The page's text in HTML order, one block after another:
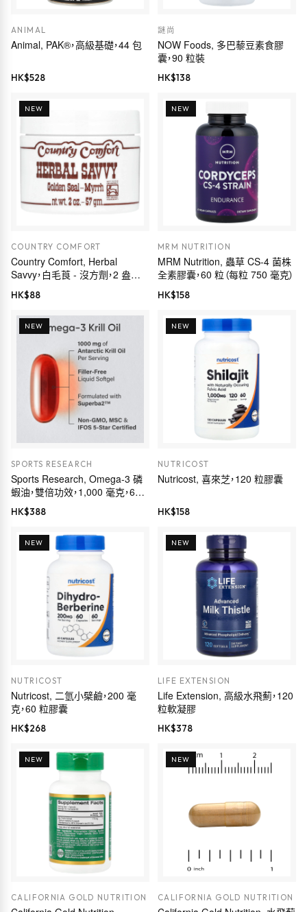
ANIMAL
Animal, PAK®，高級基礎，44 包
HK$528
謎尚
NOW Foods, 多巴藜豆素食膠
囊，90 粒裝
HK$138
NEW
COUNTRY COMFORT
Country Comfort, Herbal
Savvy，白毛莨 - 沒方劑，2 盎司
（57 克）
HK$88
NEW
MRM NUTRITION
MRM Nutrition, 蟲草 CS-4 菌株
全素膠囊，60 粒（每粒 750 毫克）
HK$158
NEW
SPORTS RESEARCH
Sports Research, Omega-3 磷
蝦油，雙倍功效，1,000 毫克，60
粒軟凝膠
HK$388
NEW
NUTRICOST
Nutricost, 喜來芝，120 粒膠囊
HK$158
NEW
NUTRICOST
Nutricost, 二氫小檗鹼，200 毫
克，60 粒膠囊
HK$268
NEW
LIFE EXTENSION
Life Extension, 高級水飛薊，120
粒軟凝膠
HK$378
NEW
CALIFORNIA GOLD NUTRITION
NEW
CALIFORNIA GOLD NUTRITION